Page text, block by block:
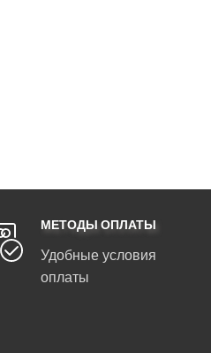
МЕТОДЫ ОПЛАТЫ
Удобные условия
оплаты